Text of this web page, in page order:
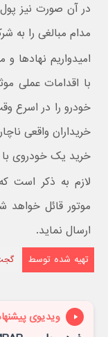
در آن صورت نیز
مدام مبالغی را به
امیدواریم نهادها
با اقدامات عملی
خودرو را در اسرع
خریداران واقعی
خرید یک خودروی با
لازم به ذکر است
موتور قائل
ارسال نماید.
تهیه شده توسط
ویدیوی